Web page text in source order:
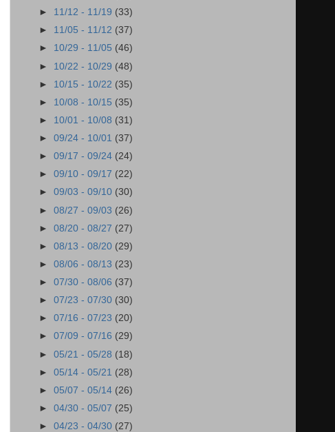
► 11/12 - 11/19 (33)
► 11/05 - 11/12 (37)
► 10/29 - 11/05 (46)
► 10/22 - 10/29 (48)
► 10/15 - 10/22 (35)
► 10/08 - 10/15 (35)
► 10/01 - 10/08 (31)
►09/24 - 10/01 (37)
►09/17 - 09/24 (24)
►09/10 - 09/17 (22)
►09/03 - 09/10 (30)
►08/27 - 09/03 (26)
►08/20 - 08/27 (27)
►08/13 - 08/20 (29)
►08/06 - 08/13 (23)
►07/30 - 08/06 (37)
►07/23 - 07/30 (30)
►07/16 - 07/23 (20)
►07/09 - 07/16 (29)
►05/21 - 05/28 (18)
►05/14 - 05/21 (28)
►05/07 - 05/14 (26)
►04/30 - 05/07 (25)
►04/23 - 04/30 (27)